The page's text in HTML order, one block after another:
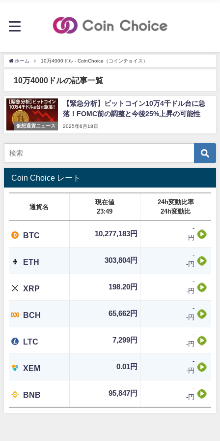
ホーム 10万4000ドル - CoinChoice（コインチョイス）
10万4000ドルの記事一覧
仮想通貨ニュース
【緊急分析】ビットコイン10万4千ドル台に急
落！FOMC前の調整と今後25%上昇の可能性
2025年6月18日
Coin Choice レート
通貨名
現在値
23:49
24h変動比率
24h変動比
BTC 10,277,183円
-
-円
ETH 303,804円
-
-円
XRP 198.20円
-
-円
BCH 65,662円
-
-円
LTC 7,299円
-
-円
XEM 0.01円
-
-円
BNB 95,847円
-
-円